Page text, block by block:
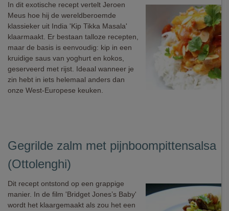
In dit exotische recept vertelt Jeroen
Meus hoe hij de wereldberoemde
klassieker uit India 'Kip Tikka Masala'
klaarmaakt. Er bestaan talloze recepten,
maar de basis is eenvoudig: kip in een
kruidige saus van yoghurt en kokos,
geserveerd met rijst. Ideaal wanneer je
zin hebt in iets helemaal anders dan
onze West-Europese keuken.
Gegrilde zalm met pijnboompittensalsa
(Ottolenghi)
Dit recept ontstond op een grappige
manier. In de film 'Bridget Jones’s Baby'
wordt het klaargemaakt als zou het een